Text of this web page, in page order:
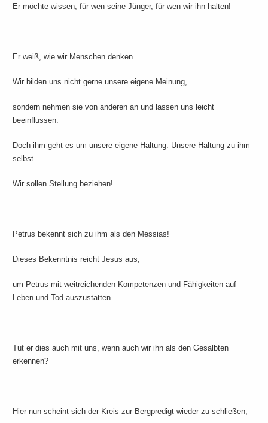
Er möchte wissen, für wen seine Jünger, für wen wir ihn halten!
Er weiß, wie wir Menschen denken.
Wir bilden uns nicht gerne unsere eigene Meinung,
sondern nehmen sie von anderen an und lassen uns leicht
beeinflussen.
Doch ihm geht es um unsere eigene Haltung. Unsere Haltung zu ihm
selbst.
Wir sollen Stellung beziehen!
Petrus bekennt sich zu ihm als den Messias!
Dieses Bekenntnis reicht Jesus aus,
um Petrus mit weitreichenden Kompetenzen und Fähigkeiten auf
Leben und Tod auszustatten.
Tut er dies auch mit uns, wenn auch wir ihn als den Gesalbten
erkennen?
Hier nun scheint sich der Kreis zur Bergpredigt wieder zu schließen,